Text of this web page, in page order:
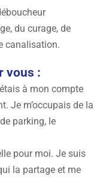
du curage, de
canalisation.
vous :
à mon compte
Je m’occupais de la
parking, le
pour moi. Je suis
la partage et me